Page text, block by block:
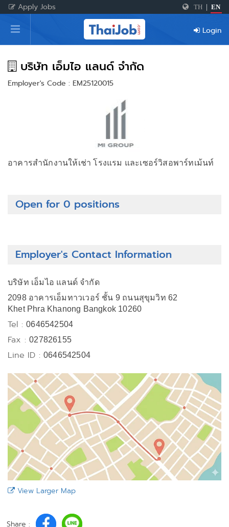
Apply Jobs TH EN
Home
Login
Register
Login
บริษัท เอ็มไอ แลนด์ จำกัด
Employer's Code : EM25120015
อาคารสำนักงานให้เช่า โรงแรม และเซอร์วิสอพาร์ทเม้นท์
Open for 0 positions
Employer's Contact Information
บริษัท เอ็มไอ แลนด์ จำกัด
2098 อาคารเอ็มทาวเวอร์ ชั้น 9 ถนนสุขุมวิท 62
Khet Phra Khanong Bangkok 10260
Tel :0646542504
Fax :027826155
Line ID : 0646542504
View Larger Map
Share :